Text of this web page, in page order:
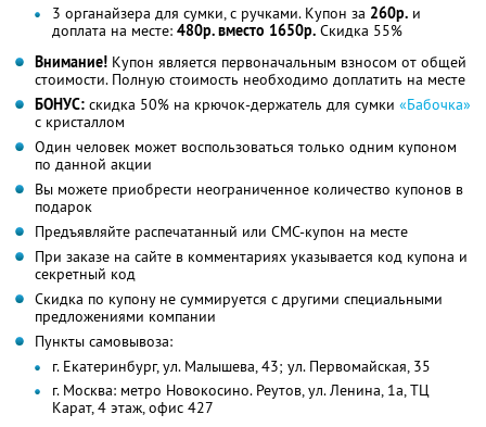
3 органайзера для сумки, с ручками. Купон за 260р. и
доплата на месте: 480р. вместо 1650р. Скидка 55%
Внимание! Купон является первоначальным взносом от общей
стоимости. Полную стоимость необходимо доплатить на месте
БОНУС: скидка 50% на крючок-держатель для сумки «Бабочка»
с кристаллом
Один человек может воспользоваться только одним купоном
по данной акции
Вы можете приобрести неограниченное количество купонов в
подарок
Предъявляйте распечатанный или СМС-купон на месте
При заказе на сайте в комментариях указывается код купона и
секретный код
Скидка по купону не суммируется с другими специальными
предложениями компании
Пункты самовывоза:
г. Екатеринбург, ул. Малышева, 43; ул. Первомайская, 35
г. Москва: метро Новокосино. Реутов, ул. Ленина, 1а, ТЦ
Карат, 4 этаж, офис 427